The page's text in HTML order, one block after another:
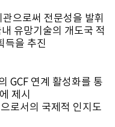
으로써 전문성을 발휘
유망기술의 개도국 적
득을 추진
GCF 연계 활성화를 통
제시
로서의 국제적 인지도